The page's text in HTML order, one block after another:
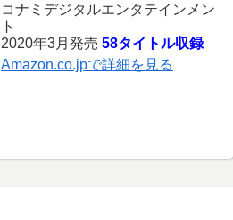
コナミデジタルエンタテインメン
ト
2020年3月発売 58タイトル収録
Amazon.co.jpで詳細を見る